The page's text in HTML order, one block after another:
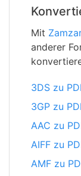
Mit
anderer
3DS zu
3GP zu
AAC zu
AIFF zu
AMF zu